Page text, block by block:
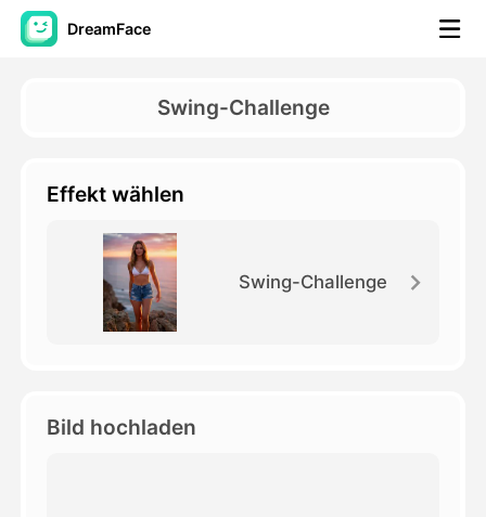
DreamFace
KI-Video
KI-Fotos
Weitere Instrumente
Swing-Challenge
Effekt wählen
Swing-Challenge
Bild hochladen